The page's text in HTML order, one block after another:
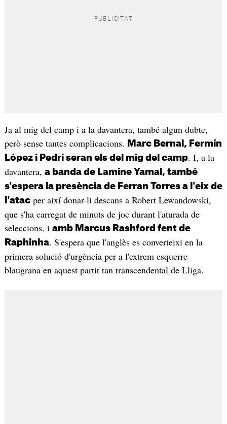
Ja al mig del camp i a la davantera, també algun dubte,
però sense tantes complicacions.
Marc Bernal, Fermín
López i Pedri seran els del mig del camp. I, a la
davantera, a banda de Lamine Yamal, també
s'espera la presència de Ferran Torres a l'eix de
l'atacper així donar-li descans a Robert Lewandowski,
que s'ha carregat de minuts de joc durant l'aturada de
seleccions, i amb Marcus Rashford fent de
Raphinha. S'espera que l'anglès es converteixi en la
primera solució d'urgència per a l'extrem esquerre
blaugrana en aquest partit tan transcendental de Lliga.